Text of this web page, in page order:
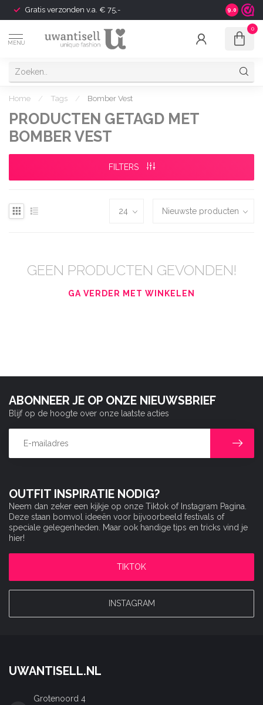
Gratis verzonden v.a. € 75,- Shipping
9.0
MENU
0
Home / Tags / Bomber Vest
PRODUCTEN GETAGD MET
BOMBER VEST
FILTERS
GEEN PRODUCTEN GEVONDEN!
GA VERDER MET WINKELEN
OUTFIT INSPIRATIE NODIG?
Neem dan zeker een kijkje op onze Tiktok of Instagram Pagina.
Deze staan bomvol ideeën voor bijvoorbeeld festivals of
speciale gelegenheden. Maar ook handige tips en tricks vind je
hier!
TIKTOK
INSTAGRAM
ABONNEER JE OP ONZE NIEUWSBRIEF
Blijf op de hoogte over onze laatste acties
UWANTISELL.NL
Grotenoord 4